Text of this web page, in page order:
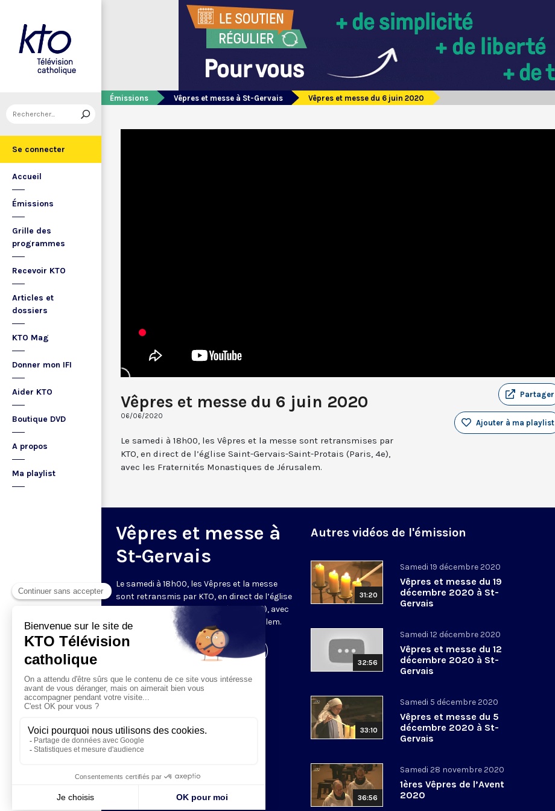
Se connecter
Accueil
Émissions
Grille des
programmes
Recevoir KTO
Articles et
dossiers
KTO Mag
Donner mon IFI
Aider KTO
Boutique DVD
A propos
Ma playlist
Émissions Vêpres et messe à St-Gervais Vêpres et messe du 6 juin 2020
Vêpres et messe du 6 juin 2020
06/06/2020
Partager
Ajouter à ma playlist
Le samedi à 18h00, les Vêpres et la messe sont retransmises par
KTO, en direct de l’église Saint-Gervais-Saint-Protais (Paris, 4e),
avec les Fraternités Monastiques de Jérusalem.
Vêpres et messe à
St-Gervais
Le samedi à 18h00, les Vêpres et la messe
sont retransmis par KTO, en direct de l’église
Saint-Gervais-Saint-Protais (Paris, IVe), avec
les Fraternités Monastiques de Jérusalem.
Visiter la page de l'émission
Autres vidéos de l'émission
31:20
Samedi 19 décembre 2020
Vêpres et messe du 19
décembre 2020 à St-
Gervais
32:56
Samedi 12 décembre 2020
Vêpres et messe du 12
décembre 2020 à St-
Gervais
33:10
Samedi 5 décembre 2020
Vêpres et messe du 5
décembre 2020 à St-
Gervais
36:56
Samedi 28 novembre 2020
1ères Vêpres de l’Avent
2020